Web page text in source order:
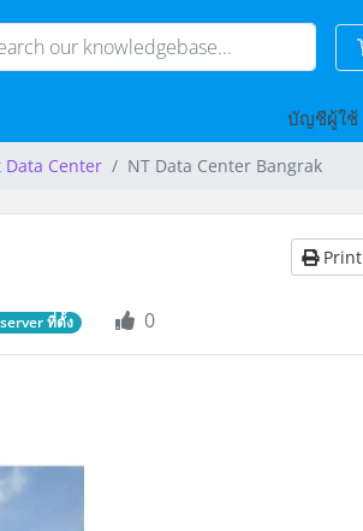
บัญชีผู้ใช้
Center NT Data Center Bangrak
Print
ที่ตั้ง 0